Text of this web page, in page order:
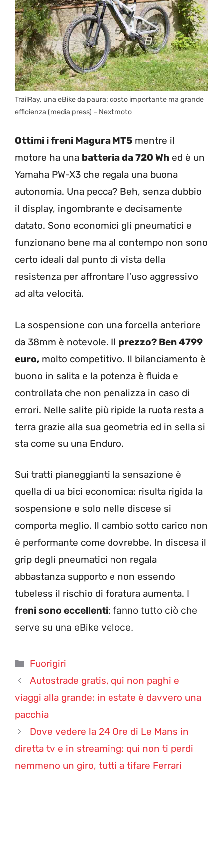
TrailRay, una eBike da paura: costo importante ma grande
efficienza (media press) – Nextmoto
Ottimi i freni Magura MT5 mentre il
motore ha una batteria da 720 Wh ed è un
Yamaha PW-X3 che regala una buona
autonomia. Una pecca? Beh, senza dubbio
il display, ingombrante e decisamente
datato. Sono economici gli pneumatici e
funzionano bene ma al contempo non sono
certo ideali dal punto di vista della
resistenza per affrontare l’uso aggressivo
ad alta velocità.
La sospensione con una forcella anteriore
da 38mm è notevole. Il prezzo? Ben 4799
euro, molto competitivo. Il bilanciamento è
buono in salita e la potenza è fluida e
controllata che non penalizza in caso di
errori. Nelle salite più ripide la ruota resta a
terra grazie alla sua geometria ed in sella si
sta come su una Enduro.
Sui tratti pianeggianti la sensazione è
quella di ua bici economica: risulta rigida la
sospensione e solo nelle discese si
comporta meglio. Il cambio sotto carico non
è performante come dovrebbe. In discesa il
grip degli pneumatici non regala
abbastanza supporto e non essendo
tubeless il rischio di foratura aumenta. I
freni sono eccellenti: fanno tutto ciò che
serve su una eBike veloce.
Categorie
Fuorigiri
Autostrade gratis, qui non paghi e
viaggi alla grande: in estate è davvero una
pacchia
Dove vedere la 24 Ore di Le Mans in
diretta tv e in streaming: qui non ti perdi
nemmeno un giro, tutti a tifare Ferrari